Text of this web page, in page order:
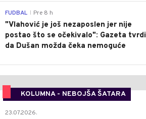
FUDBAL Pre 8 h
"Vlahović je još nezaposlen jer nije
postao što se očekivalo": Gazeta tvrdi
da Dušan možda čeka nemoguće
KOLUMNA - NEBOJŠA ŠATARA
23.07.2026.